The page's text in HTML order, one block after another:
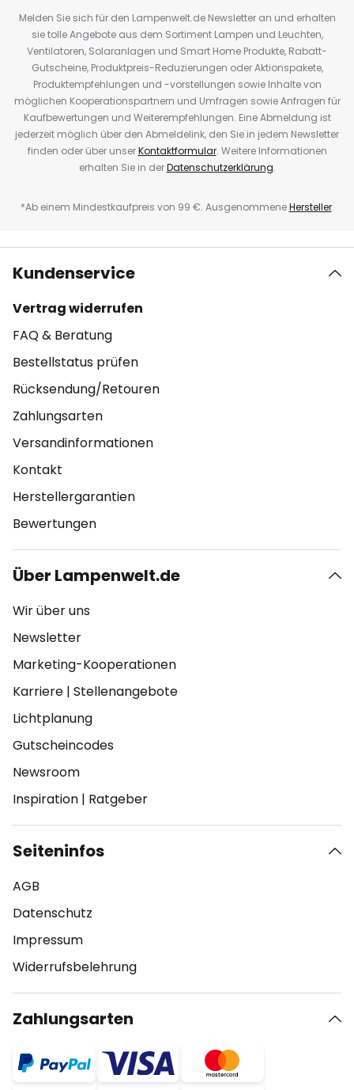
Melden Sie sich für den Lampenwelt.de Newsletter an und erhalten
sie tolle Angebote aus dem Sortiment Lampen und Leuchten,
Ventilatoren, Solaranlagen und Smart Home Produkte, Rabatt-
Gutscheine, Produktpreis-Reduzierungen oder Aktionspakete,
Produktempfehlungen und -vorstellungen sowie Inhalte von
möglichen Kooperationspartnern und Umfragen sowie Anfragen für
Kaufbewertungen und Weiterempfehlungen. Eine Abmeldung ist
jederzeit möglich über den Abmeldelink, den Sie in jedem Newsletter
finden oder über unserKontaktformular. Weitere Informationen
erhalten Sie in derDatenschutzerklärung.
*Ab einem Mindestkaufpreis von 99 €. AusgenommeneHersteller.
Kundenservice
Vertrag widerrufen
FAQ & Beratung
Bestellstatus prüfen
Rücksendung/Retouren
Zahlungsarten
Versandinformationen
Kontakt
Herstellergarantien
Bewertungen
Über Lampenwelt.de
Wir über uns
Newsletter
Marketing-Kooperationen
Karriere | Stellenangebote
Lichtplanung
Gutscheincodes
Newsroom
Inspiration | Ratgeber
Seiteninfos
AGB
Datenschutz
Impressum
Widerrufsbelehrung
Zahlungsarten